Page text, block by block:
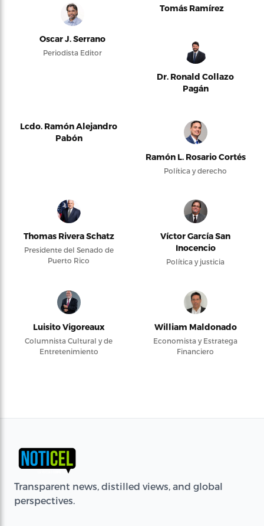
Oscar J. Serrano
Periodista Editor
Tomás Ramírez
Dr. Ronald Collazo
Pagán
Lcdo. Ramón Alejandro
Pabón
Ramón L. Rosario Cortés
Política y derecho
Thomas Rivera Schatz
Presidente del Senado de
Puerto Rico
Víctor García San
Inocencio
Política y justicia
Luisito Vigoreaux
Columnista Cultural y de
Entretenimiento
William Maldonado
Economista y Estratega
Financiero
Transparent news, distilled views, and global
perspectives.